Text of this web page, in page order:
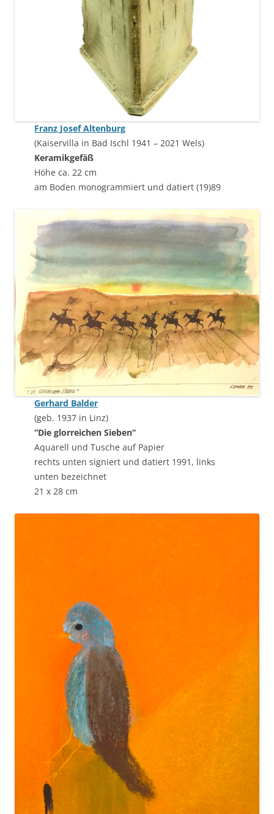
Franz Josef Altenburg
(Kaiservilla in Bad Ischl 1941 – 2021 Wels)
Keramikgefäß
Höhe ca. 22 cm
am Boden monogrammiert und datiert (19)89
Gerhard Balder
(geb. 1937 in Linz)
“Die glorreichen Sieben“
Aquarell und Tusche auf Papier
rechts unten signiert und datiert 1991, links
unten bezeichnet
21 x 28 cm